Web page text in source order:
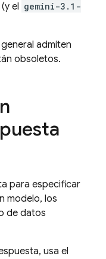
(y el gemini-3.1-
admiten
obsoletos.
para especificar
modelo, los
de datos
usa el